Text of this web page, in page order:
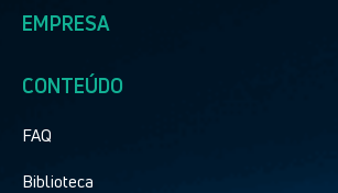
EMPRESA
CONTEÚDO
FAQ
Biblioteca